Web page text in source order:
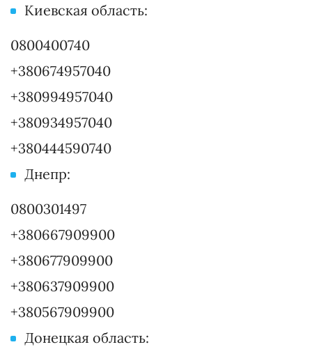
Киевская область:
0800400740
+380674957040
+380994957040
+380934957040
+380444590740
Днепр:
0800301497
+380667909900
+380677909900
+380637909900
+380567909900
Донецкая область: